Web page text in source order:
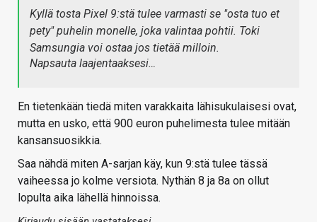
Kyllä tosta Pixel 9:stä tulee varmasti se "osta tuo et
pety" puhelin monelle, joka valintaa pohtii. Toki
Samsungia voi ostaa jos tietää milloin.
Napsauta laajentaaksesi…
En tietenkään tiedä miten varakkaita lähisukulaisesi ovat,
mutta en usko, että 900 euron puhelimesta tulee mitään
kansansuosikkia.
Saa nähdä miten A-sarjan käy, kun 9:stä tulee tässä
vaiheessa jo kolme versiota. Nythän 8 ja 8a on ollut
lopulta aika lähellä hinnoissa.